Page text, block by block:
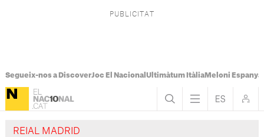
Segueix-nos a DiscoverJoc El Nacional Ultimàtum ItàliaMeloni Espanya
REIAL MADRID